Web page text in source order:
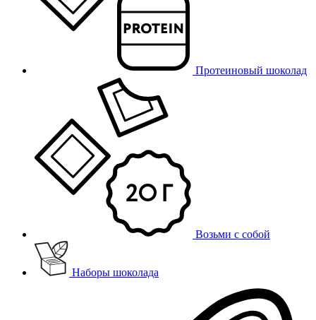
Протеиновый шоколад
Возьми с собой
Наборы шоколада